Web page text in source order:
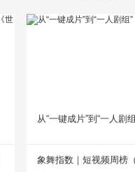
从“一键成片”到“一人剧
象舞指数｜短视频周榜